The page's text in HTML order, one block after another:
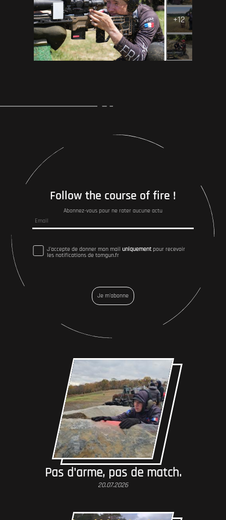
+12
Pas d'arme, pas de match.
20.07.2026
Follow the course of fire !
Abonnez-vous pour ne rater aucune actu
J'accepte de donner mon mail uniquementpour recevoir
les notifications de tomgun.fr
Je m'abonne